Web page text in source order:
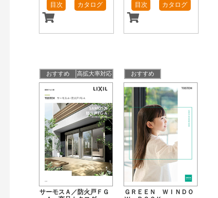
目次 カタログ 目次 カタログ
おすすめ 高拡大率対応
サーモスＡ／防火戸ＦＧ
おすすめ
ＧＲＥＥＮ ＷＩＮＤＯ